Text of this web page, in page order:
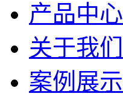
产品中心
关于我们
案例展示